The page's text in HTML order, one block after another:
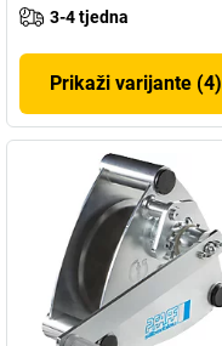
3-4 tjedna
Prikaži varijante (4)